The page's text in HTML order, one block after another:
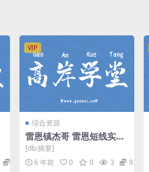
VIP
综合资源
雷恩镇杰哥 雷恩短线实战
课（高清）百度网盘
[db:摘要]
6 年前
0 0 3 9.9